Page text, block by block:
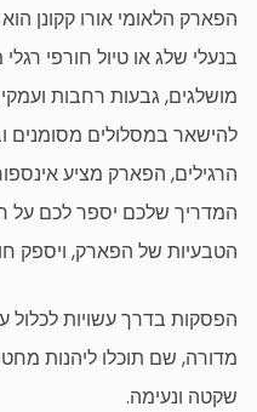
הפארק הלאומי אורו קקונן
בנעלי שלג או טיול חורפי
מושלגים, גבעות רחבות
להישאר במסלולים מסומנים
הרגילים, הפארק מציע
המדריך שלכם יספר לכם על
הטבעיות של הפארק, ויספק
הפסקות בדרך עשויות
מדורה, שם תוכלו ליהנות
שקטה ונעימה.